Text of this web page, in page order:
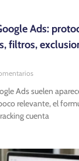
Ads:
filtros,
Ads suelen
relevante, el
cuenta